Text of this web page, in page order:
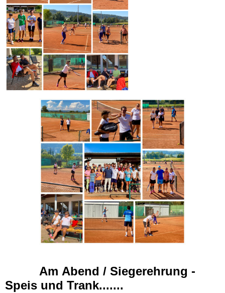
Am Abend / Siegerehrung -
Speis und Trank.......